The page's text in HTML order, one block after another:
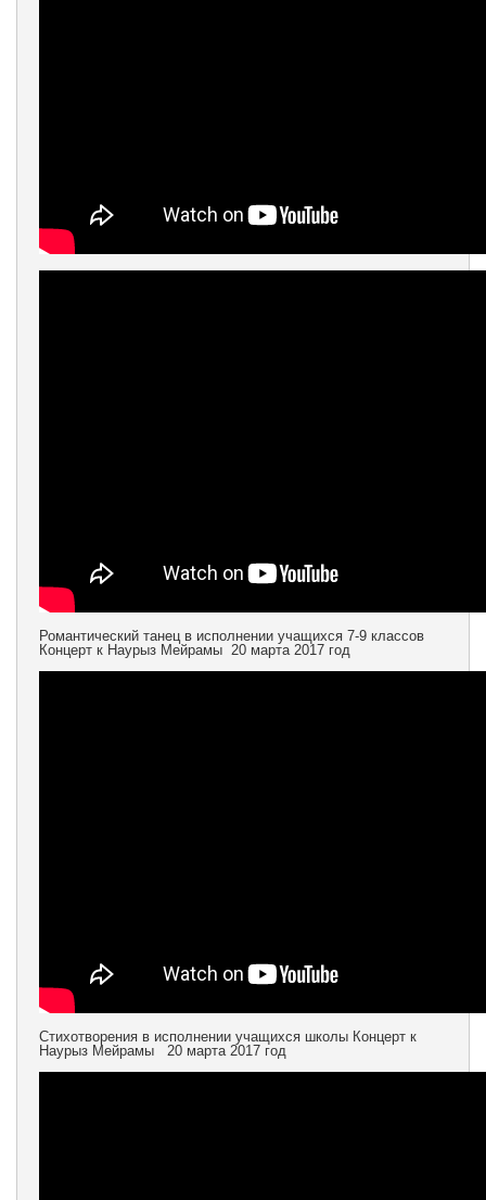
Романтический танец в исполнении учащихся 7-9 классов
Концерт к Наурыз Мейрамы 20 марта 2017 год
Стихотворения в исполнении учащихся школы Концерт к
Наурыз Мейрамы 20 марта 2017 год